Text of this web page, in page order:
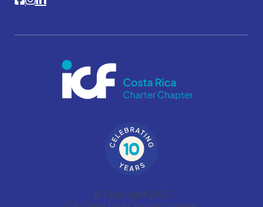
© Copyright 2026